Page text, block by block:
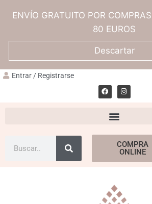
ENVÍO GRATUITO POR
80 EUROS
Descartar
Entrar / Registrarse
COMPRA
ONLINE